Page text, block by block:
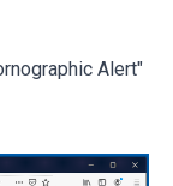
Alert"